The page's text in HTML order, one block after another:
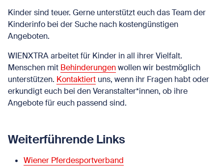
Kinder sind teuer. Gerne unterstützt euch das Team der
Kinderinfo bei der Suche nach kostengünstigen
Angeboten.
WIENXTRA arbeitet für Kinder in all ihrer Vielfalt.
Menschen mit Behinderungenwollen wir bestmöglich
unterstützen. Kontaktiert uns, wenn ihr Fragen habt oder
erkundigt euch bei den Veranstalter*innen, ob ihre
Angebote für euch passend sind.
Weiterführende Links
Wiener Pferdesportverband